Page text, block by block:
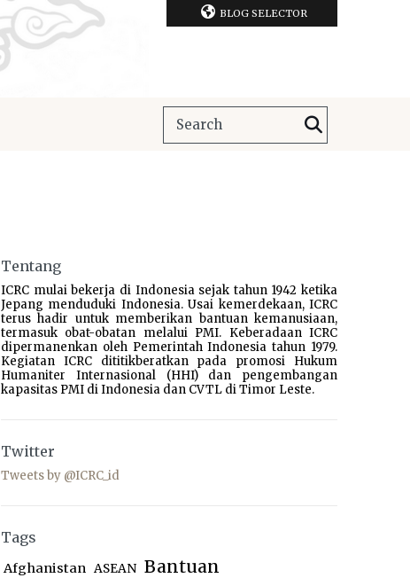
BLOG SELECTOR
Tentang
ICRC mulai bekerja di Indonesia sejak tahun 1942 ketika
Jepang menduduki Indonesia. Usai kemerdekaan, ICRC
terus hadir untuk memberikan bantuan kemanusiaan,
termasuk obat-obatan melalui PMI. Keberadaan ICRC
dipermanenkan oleh Pemerintah Indonesia tahun 1979.
Kegiatan ICRC dititikberatkan pada promosi Hukum
Humaniter Internasional (HHI) dan pengembangan
kapasitas PMI di Indonesia dan CVTL di Timor Leste.
Twitter
Tweets by @ICRC_id
Tags
Afghanistan ASEAN Bantuan